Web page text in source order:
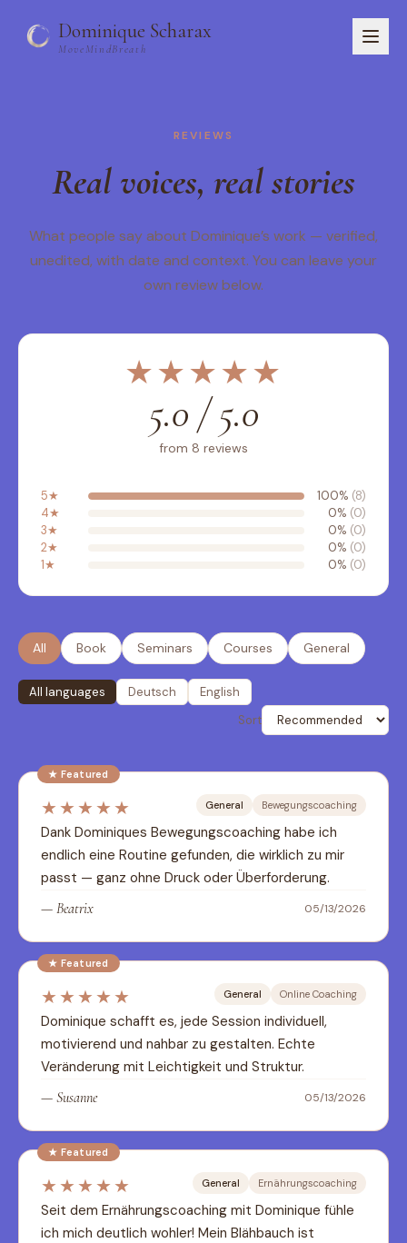
Dominique Scharax
MoveMindBreath
Courses
Studio
Book
DE
Register
Get started
REVIEWS
Real voices, real stories
What people say about Dominique’s work — verified,
unedited, with date and context. You can leave your
own review below.
★★★★★
5.0 / 5.0
from 8 reviews
5★ 100% (8)
4★ 0% (0)
3★ 0% (0)
2★ 0% (0)
1★ 0% (0)
All Book Seminars Courses General
All languages Deutsch
English
Sort
★ Featured
★★★★★ General Bewegungscoaching
Dank Dominiques Bewegungscoaching habe ich
endlich eine Routine gefunden, die wirklich zu mir
passt — ganz ohne Druck oder Überforderung.
— Beatrix 05/13/2026
★ Featured
★★★★★ General Online Coaching
Dominique schafft es, jede Session individuell,
motivierend und nahbar zu gestalten. Echte
Veränderung mit Leichtigkeit und Struktur.
— Susanne 05/13/2026
★ Featured
★★★★★ General Ernährungscoaching
Seit dem Ernährungscoaching mit Dominique fühle
ich mich deutlich wohler! Mein Blähbauch ist